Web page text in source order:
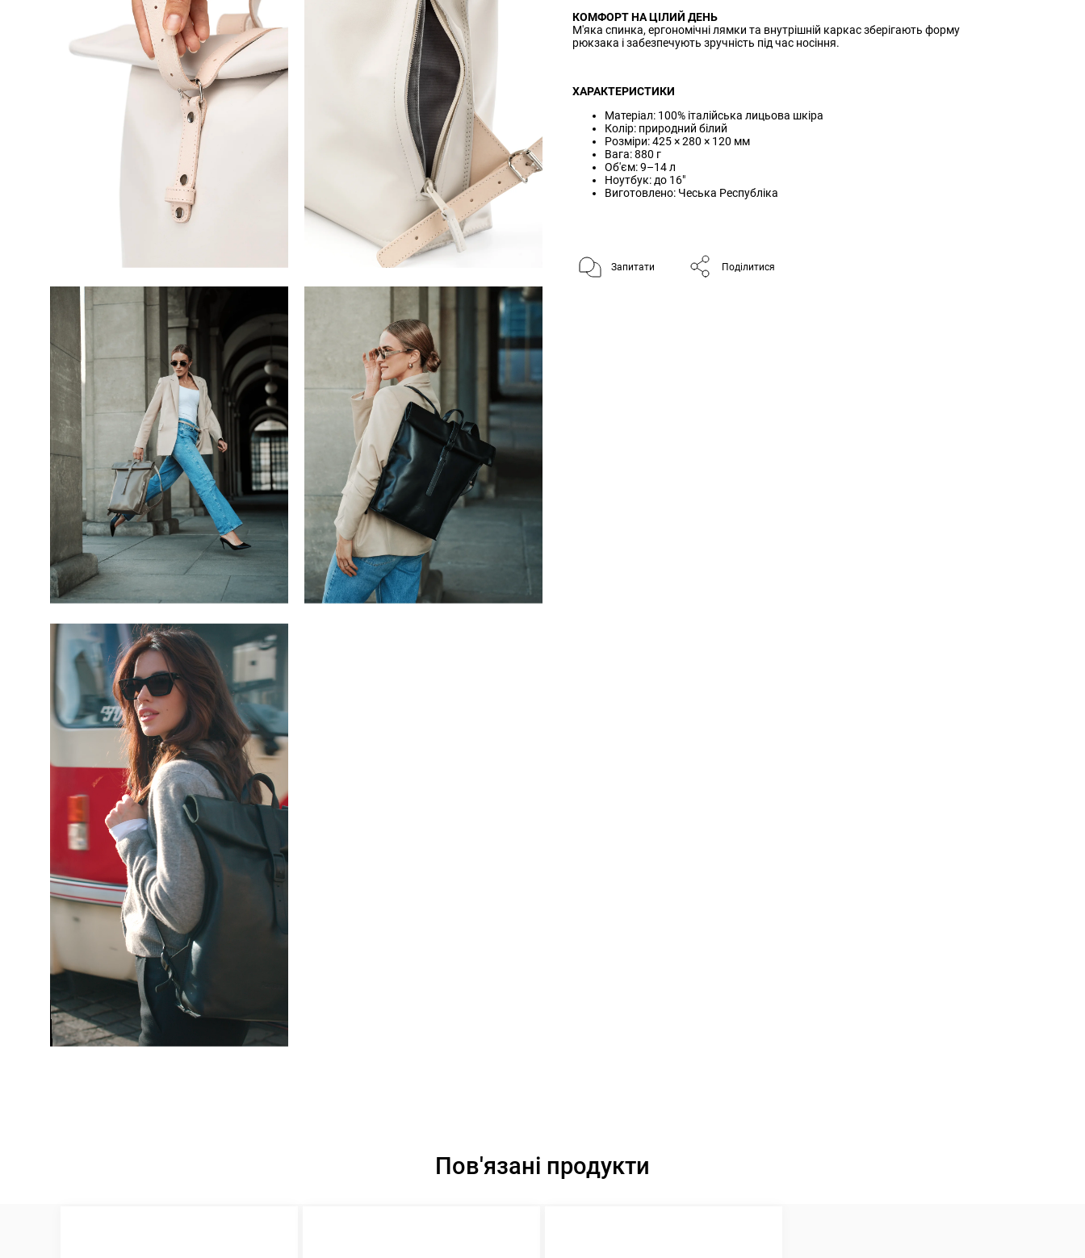
КОМФОРТ НА ЦІЛИЙ ДЕНЬ
М'яка спинка, ергономічні лямки та внутрішній каркас зберігають форму
рюкзака і забезпечують зручність під час носіння.
ХАРАКТЕРИСТИКИ
Матеріал: 100% італійська лицьова шкіра
Колір: природний білий
Розміри: 425 × 280 × 120 мм
Вага: 880 г
Об'єм: 9–14 л
Ноутбук: до 16"
Виготовлено: Чеська Республіка
Запитати Поділитися
Пов'язані продукти